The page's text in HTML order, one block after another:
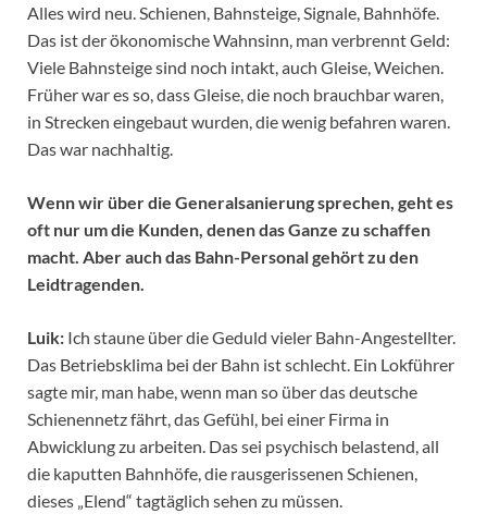
Alles wird neu. Schienen, Bahnsteige, Signale, Bahnhöfe.
Das ist der ökonomische Wahnsinn, man verbrennt Geld:
Viele Bahnsteige sind noch intakt, auch Gleise, Weichen.
Früher war es so, dass Gleise, die noch brauchbar waren,
in Strecken eingebaut wurden, die wenig befahren waren.
Das war nachhaltig.
Wenn wir über die Generalsanierung sprechen, geht es
oft nur um die Kunden, denen das Ganze zu schaffen
macht. Aber auch das Bahn-Personal gehört zu den
Leidtragenden.
Luik: Ich staune über die Geduld vieler Bahn-Angestellter.
Das Betriebsklima bei der Bahn ist schlecht. Ein Lokführer
sagte mir, man habe, wenn man so über das deutsche
Schienennetz fährt, das Gefühl, bei einer Firma in
Abwicklung zu arbeiten. Das sei psychisch belastend, all
die kaputten Bahnhöfe, die rausgerissenen Schienen,
dieses „Elend“ tagtäglich sehen zu müssen.